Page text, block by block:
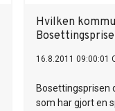
Hvilken
16.8.2011 09:00:01
Bosettingsprisen
som har gjort en